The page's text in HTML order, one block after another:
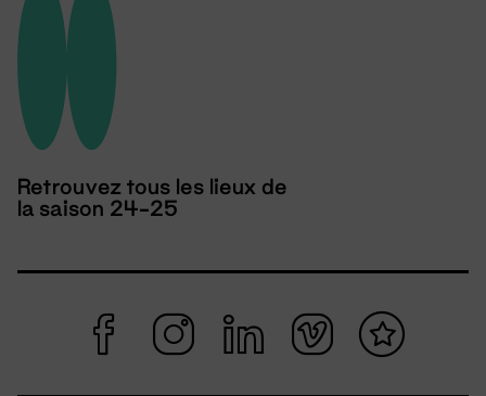
Retrouvez tous les lieux de
la saison 24-25